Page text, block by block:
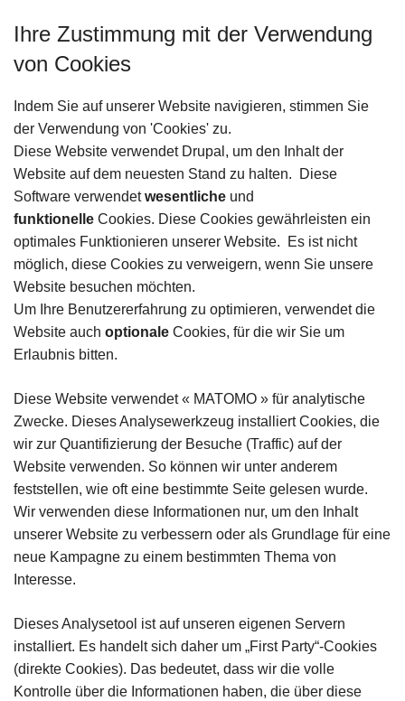
Ihre Zustimmung mit der Verwendung
von Cookies
Indem Sie auf unserer Website navigieren, stimmen Sie
der Verwendung von 'Cookies' zu.
Diese Website verwendet Drupal, um den Inhalt der
Website auf dem neuesten Stand zu halten. Diese
Software verwendetwesentliche und
funktionelle Cookies. Diese Cookies gewährleisten ein
optimales Funktionieren unserer Website. Es ist nicht
möglich, diese Cookies zu verweigern, wenn Sie unsere
Website besuchen möchten.
Um Ihre Benutzererfahrung zu optimieren, verwendet die
Website auch optionale Cookies, für die wir Sie um
Erlaubnis bitten.
Diese Website verwendet « MATOMO » für analytische
Zwecke. Dieses Analysewerkzeug installiert Cookies, die
wir zur Quantifizierung der Besuche (Traffic) auf der
Website verwenden. So können wir unter anderem
feststellen, wie oft eine bestimmte Seite gelesen wurde.
Wir verwenden diese Informationen nur, um den Inhalt
unserer Website zu verbessern oder als Grundlage für eine
neue Kampagne zu einem bestimmten Thema von
Interesse.
Dieses Analysetool ist auf unseren eigenen Servern
installiert. Es handelt sich daher um „First Party“-Cookies
(direkte Cookies). Das bedeutet, dass wir die volle
Kontrolle über die Informationen haben, die über diese